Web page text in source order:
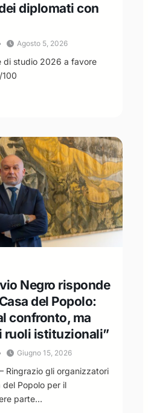
diplomati con
Agosto 5, 2026
di studio 2026 a favore
Negro risponde
del Popolo:
confronto, ma
ruoli istituzionali”
Giugno 15, 2026
Ringrazio gli organizzatori
del Popolo per il
parte…